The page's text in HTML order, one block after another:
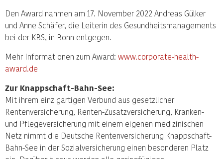
Den Award nahmen am 17. November 2022 Andreas Gülker
und Anne Schäfer, die Leiterin des Gesundheitsmanagements
bei der KBS, in Bonn entgegen.
Mehr Informationen zum Award: www.corporate-health-
award.de
Zur Knappschaft-Bahn-See:
Mit ihrem einzigartigen Verbund aus gesetzlicher
Rentenversicherung, Renten-Zusatzversicherung, Kranken-
und Pflegeversicherung mit einem eigenen medizinischen
Netz nimmt die Deutsche Rentenversicherung Knappschaft-
Bahn-See in der Sozialversicherung einen besonderen Platz